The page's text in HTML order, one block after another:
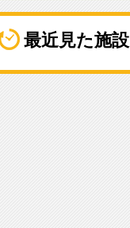
最近見た施設